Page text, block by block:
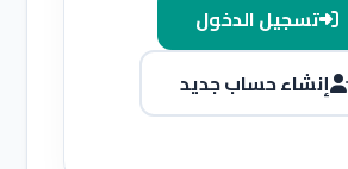
تسجيل الدخول
إنشاء حساب جديد